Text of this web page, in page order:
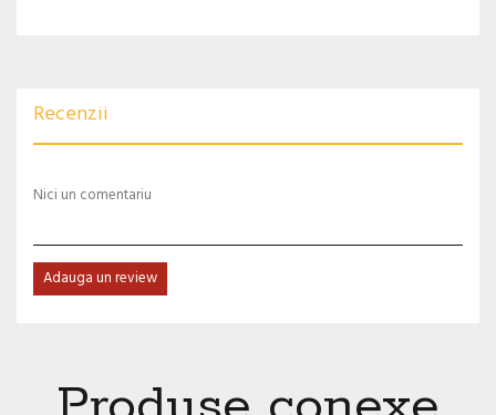
Recenzii
Nici un comentariu
Adauga un review